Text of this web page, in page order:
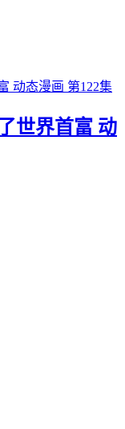
第122集
世界首富 动